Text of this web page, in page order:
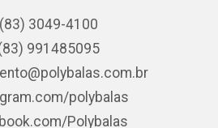
(83) 3049-4100
991485095
polybalas
Polybalas